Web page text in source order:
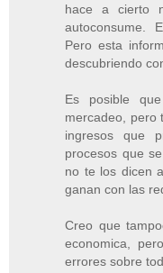
hace a cierto
autoconsume.
Pero esta
descubriendo
Es posible
mercadeo, pero
ingresos que
procesos que
no te los dicen
ganan con las
Creo que
economica,
errores sobre